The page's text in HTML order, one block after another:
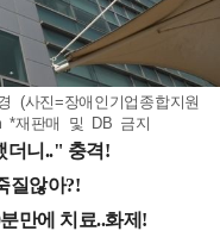
(사진=장애인기업종합지원
*재판매 및 DB 금지